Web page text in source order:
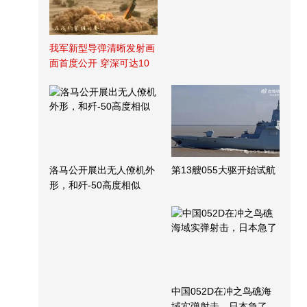
我军新型导弹清晰发射画
面首度公开 穿深可达10
洛马公开展出无人僚机外
形，和歼-50高度相似
第13艘055大驱开始试航
中国052D在冲之鸟礁海